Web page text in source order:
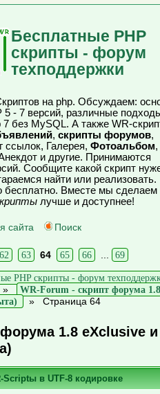
Бесплатные PHP
скрипты - форум
техподдержки
на php. Обсуждаем:
5 - 7 версий, различные
7 без MySQL. А также WR-
, скрипты форумов,
ссылок, Галерея, Фотоальбом,
и другие. Принимаются
Сообщите какой скрипт
найти или реализовать.
бесплатно. Вместе мы сделаем
лучше и доступнее!
сайта Поиск
62 63 64 65 66 69
PHP скрипты - форум
»
WR-Forum - скрипт форума 1.8
» Страница 64
1.8 eXclusive и
Scriptы в UTF-8 кодировке